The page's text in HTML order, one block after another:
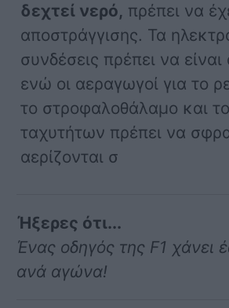
δεχτεί νερό, πρέπει να
αποστράγγισης. Τα
συνδέσεις πρέπει να
ενώ οι αεραγωγοί για το
το στροφαλοθάλαμο και
ταχυτήτων πρέπει να
αερίζονται σ
Ήξερες ότι...
Ένας οδηγός της F1 χάνει
ανά αγώνα!